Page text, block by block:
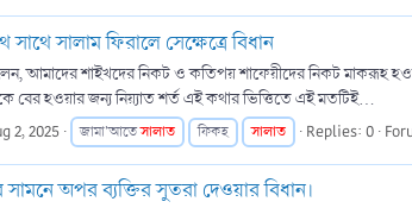
সাথে সালাম ফিরালে সেক্ষেত্রে বিধান
আমাদের শাইখদের নিকট ও কতিপয় শাফেয়ীদের নিকট মাকরূহ
বের হওয়ার জন্য নিয়্যাত শর্ত এই কথার ভিত্তিতে এই মতটিই...
2, 2025 জামা'আতেসালাত ফিকহ সালাত Replies: 0
সামনে অপর ব্যক্তির সুতরা দেওয়ার বিধান।